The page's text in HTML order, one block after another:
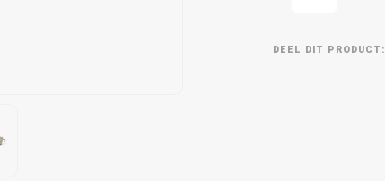
DEEL DIT PRODUCT: